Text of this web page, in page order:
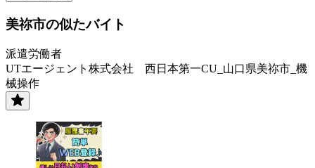
美祢市の似たバイト
派遣労働者
UTエージェント株式会社 西日本第一CU_山口県美祢市_機
械操作